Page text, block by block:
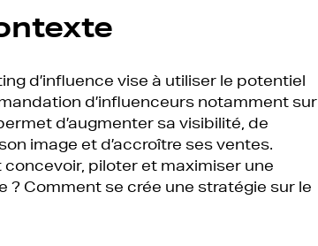
d’influence vise à utiliser le potentiel
d’influenceurs notamment sur
d’augmenter sa visibilité, de
image et d’accroître ses ventes.
concevoir, piloter et maximiser une
? Comment se crée une stratégie sur le